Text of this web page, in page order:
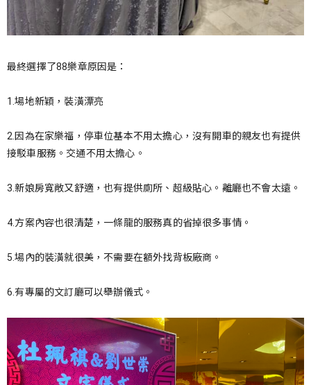
最終選擇了88樂章原因是：
1.場地新穎，裝潢漂亮
2.因為在家樂福，停車位基本不用太擔心，沒有開車的親友也有提供
接駁車服務。交通不用太擔心。
3.新娘房寬敞又舒適，也有提供廁所、超級貼心。離廳也不會太遠。
4.方案內容也很清楚，一條龍的服務真的省掉很多事情。
5.場內的裝潢就很美，不需要在額外找背板廠商。
6.有專屬的文訂廳可以舉辦儀式。